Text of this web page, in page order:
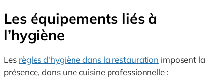
Les équipements liés à
l’hygiène
Les règles d'hygiène dans la restauration imposent la
présence, dans une cuisine professionnelle :